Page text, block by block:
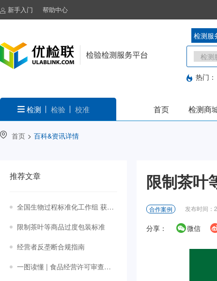
新手入门 帮助中心
检测服
热门：
检测 检验 校准 首页 检测商
首页 > 百科&资讯详情
推荐文章
全国生物过程标准化工作组 获批成立
限制茶叶等商品过度包装标准
经营者反垄断合规指南
一图读懂 | 食品经营许可审查通则
限制茶叶
合作案例 发布时间：
分享： 微信